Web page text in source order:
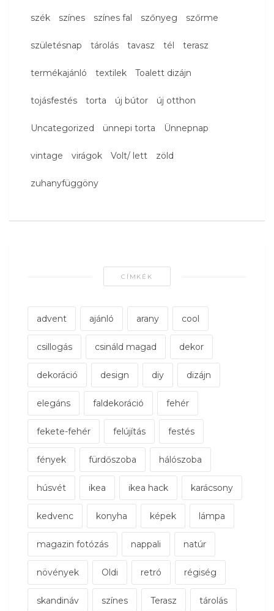
szék színes színes fal szőnyeg szőrme
születésnap tárolás tavasz tél terasz
termékajánló textilek Toalett dizájn
tojásfestés torta új bútor új otthon
Uncategorized ünnepi torta Ünnepnap
vintage virágok Volt/ lett zöld
zuhanyfüggöny
CÍMKÉK
advent ajánló arany cool
csillogás csináld magad dekor
dekoráció design diy dizájn
elegáns faldekoráció fehér
fekete-fehér felújítás festés
fények fürdőszoba hálószoba
húsvét ikea ikea hack karácsony
kedvenc konyha képek lámpa
magazin fotózás nappali natúr
növények Oldi retró régiség
skandináv színes Terasz tárolás